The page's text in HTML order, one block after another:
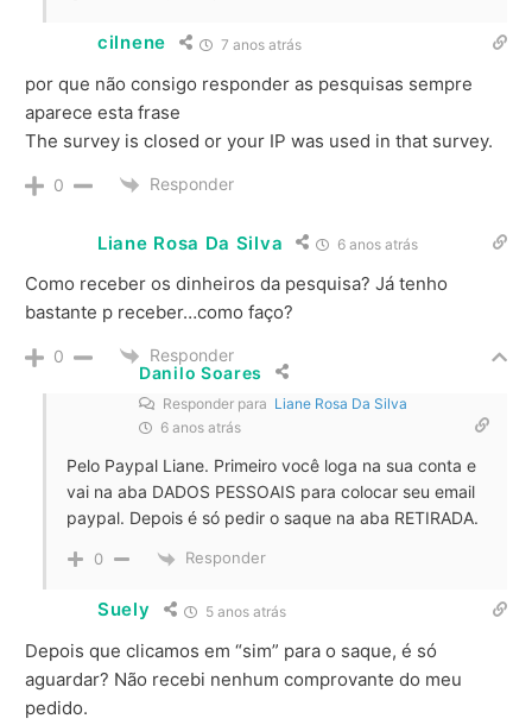
cilnene 7 anos atrás
por que não consigo responder as pesquisas sempre
aparece esta frase
The survey is closed or your IP was used in that survey.
0 Responder
Liane Rosa Da Silva 6 anos atrás
Como receber os dinheiros da pesquisa? Já tenho
bastante p receber…como faço?
0
Responder
Danilo Soares
Responder para Liane Rosa Da Silva
6 anos atrás
Pelo Paypal Liane. Primeiro você loga na sua conta e
vai na aba DADOS PESSOAIS para colocar seu email
paypal. Depois é só pedir o saque na aba RETIRADA.
0 Responder
Suely 5 anos atrás
Depois que clicamos em “sim” para o saque, é só
aguardar? Não recebi nenhum comprovante do meu
pedido.